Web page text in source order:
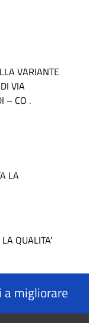
VARIANTE
VIA
– CO .
LA
QUALITA'
a migliorare